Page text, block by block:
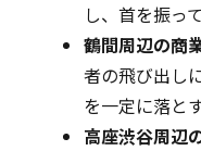
し、首を振っ
鶴間周辺の商
者の飛び出し
を一定に落と
高座渋谷周辺